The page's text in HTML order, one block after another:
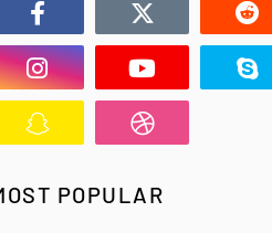
POPULAR